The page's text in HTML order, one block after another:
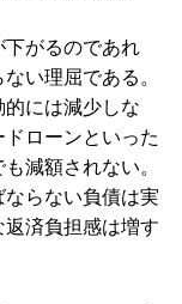
がるのであれ
い理屈である。
には減少しな
ローンといった
減額されない。
らない負債は実
済負担感は増す